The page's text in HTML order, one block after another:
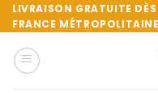
Passer
au
contenu
LIVRAISON GRATUITE
FRANCE